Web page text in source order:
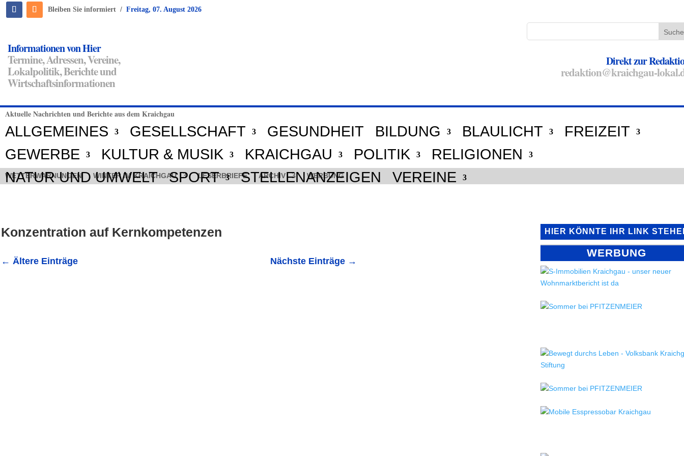
Bleiben Sie informiert / Freitag, 07. August 2026
Informationen von Hier
Termine, Adressen, Vereine,
Lokalpolitik, Berichte und
Wirtschaftsinformationen
Direkt zur
redaktion@kraichgau-
Aktuelle Nachrichten und Berichte aus dem Kraichgau
ALLGEMEINES GESELLSCHAFT GESUNDHEIT BILDUNG BLAULICHT
FREIZEIT
GEWERBE
KULTUR & MUSIK KRAICHGAU POLITIK
RELIGIONEN
NATUR UND UMWELT
SPORT STELLENANZEIGEN VEREINE
WETTERWARNUNGEN WINTER IM KRAICHGAU LESERBRIEFE ARCHIV WERBUNG
Konzentration auf Kernkompetenzen
← Ältere Einträge Nächste Einträge→
HIER KÖNNTE IHR LINK
WERBUNG